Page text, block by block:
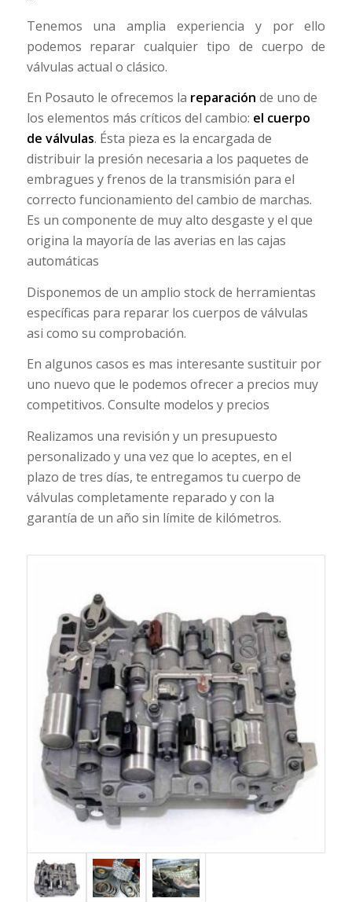
Tenemos una amplia experiencia y por ello
podemos reparar cualquier tipo de cuerpo de
válvulas actual o clásico.
En Posauto le ofrecemos la reparación de uno de
los elementos más críticos del cambio: el cuerpo
de válvulas. Ésta pieza es la encargada de
distribuir la presión necesaria a los paquetes de
embragues y frenos de la transmisión para el
correcto funcionamiento del cambio de marchas.
Es un componente de muy alto desgaste y el que
origina la mayoría de las averias en las cajas
automáticas
Disponemos de un amplio stock de herramientas
específicas para reparar los cuerpos de válvulas
asi como su comprobación.
En algunos casos es mas interesante sustituir por
uno nuevo que le podemos ofrecer a precios muy
competitivos. Consulte modelos y precios
Realizamos una revisión y un presupuesto
personalizado y una vez que lo aceptes, en el
plazo de tres días, te entregamos tu cuerpo de
válvulas completamente reparado y con la
garantía de un año sin límite de kilómetros.